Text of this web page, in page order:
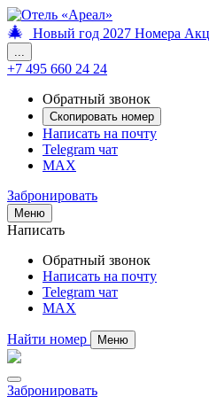
🎄 Новый год 2027 Номера
...
+7 495 660 24 24
Обратный звонок
Скопировать номер
Написать на почту
Telegram чат
MAX
Забронировать
Меню
Написать
Обратный звонок
Написать на почту
Telegram чат
MAX
Найти номер Меню
Забронировать